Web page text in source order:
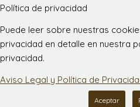
Política de privacidad
Puede leer sobre nuestras
privacidad en detalle en nuestra
privacidad.
Aviso Legal y Política de
Aceptar